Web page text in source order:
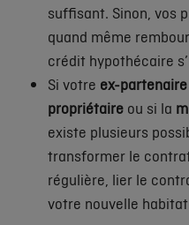
suffisant. Sinon, vos
quand même
crédit hypothécaire
Si votre ex-partenaire
propriétaire ou si la
existe plusieurs
transformer le
régulière, lier le
votre nouvelle